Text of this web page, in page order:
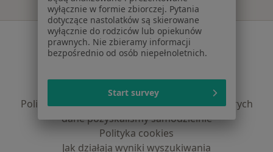
Serwis
Regulamin
Polityka prywatności profesjonalistów
Polityka prywatności dla profesjonalistów, których
dane pozyskaliśmy samodzielnie
Polityka cookies
Jak działają wyniki wyszukiwania
wyłącznie w formie zbiorczej. Pytania
dotyczące nastolatków są skierowane
wyłącznie do rodziców lub opiekunów
prawnych. Nie zbieramy informacji
bezpośrednio od osób niepełnoletnich.
Start survey